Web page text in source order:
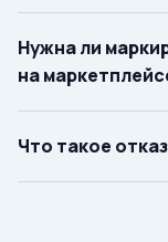
Нужна ли
на
Что такое